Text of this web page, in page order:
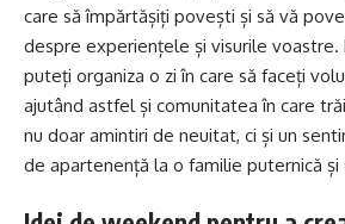
care să împărtășiți povești și să vă
despre experiențele și visurile voastre.
puteți organiza o zi în care să faceți
ajutând astfel și comunitatea în care
nu doar amintiri de neuitat, ci și un
de apartenență la o familie puternică și